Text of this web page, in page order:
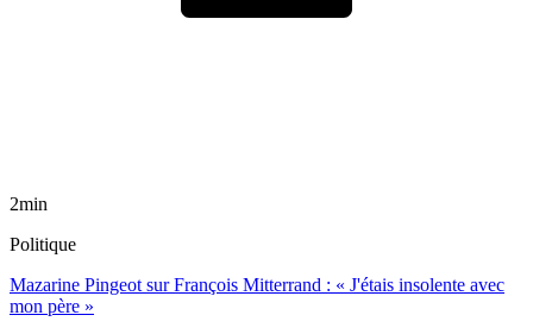
2min
Politique
Mazarine Pingeot sur François Mitterrand : « J'étais insolente avec
mon père »